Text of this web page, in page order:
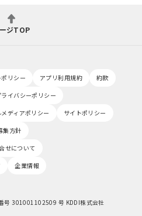
ジTOP
リシー アプリ利用規約
約款
ライバシーポリシー
ディアポリシー
サイトポリシー
集方針
せについて
企業情報
号 301001102509 号 KDDI株式会社